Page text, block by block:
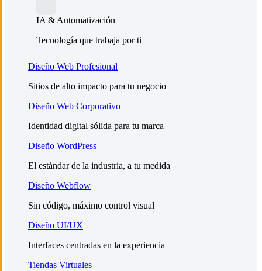
IA & Automatización
Tecnología que trabaja por ti
Diseño Web Profesional
Sitios de alto impacto para tu negocio
Diseño Web Corporativo
Identidad digital sólida para tu marca
Diseño WordPress
El estándar de la industria, a tu medida
Diseño Webflow
Sin código, máximo control visual
Diseño UI/UX
Interfaces centradas en la experiencia
Tiendas Virtuales